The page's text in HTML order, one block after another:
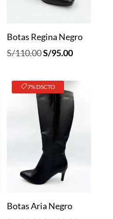
Botas Regina Negro
S/110.00El
original
era:
S/110.00.
S/95.00El
actual
es:
S/95.00.
7% DSCTO
Botas Aria Negro